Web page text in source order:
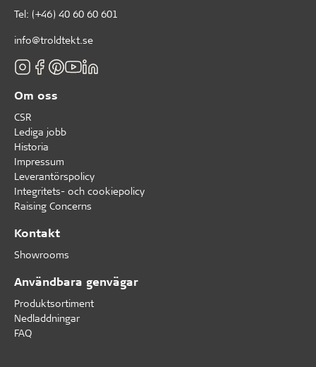
Tel: (+46) 40 60 60 601
info@troldtekt.se
Om oss
CSR
Lediga jobb
Historia
Impressum
Leverantörspolicy
Integritets- och cookiepolicy
Raising Concerns
Kontakt
Showrooms
Användbara genvägar
Produktsortiment
Nedladdningar
FAQ